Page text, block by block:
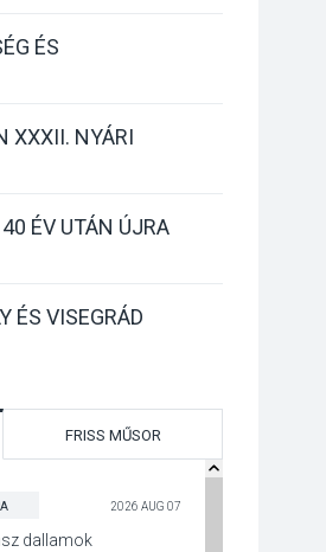
ÉS
XXXII. NYÁRI
ÉV UTÁN ÚJRA
ÉS VISEGRÁD
FRISS MŰSOR
2026 AUG 07
dallamok